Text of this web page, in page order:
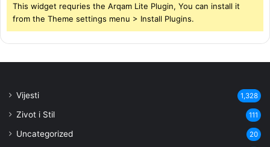
This widget requries the Arqam Lite Plugin, You can install it
from the Theme settings menu > Install Plugins.
Vijesti 1,328
Zivot i Stil 111
Uncategorized 20